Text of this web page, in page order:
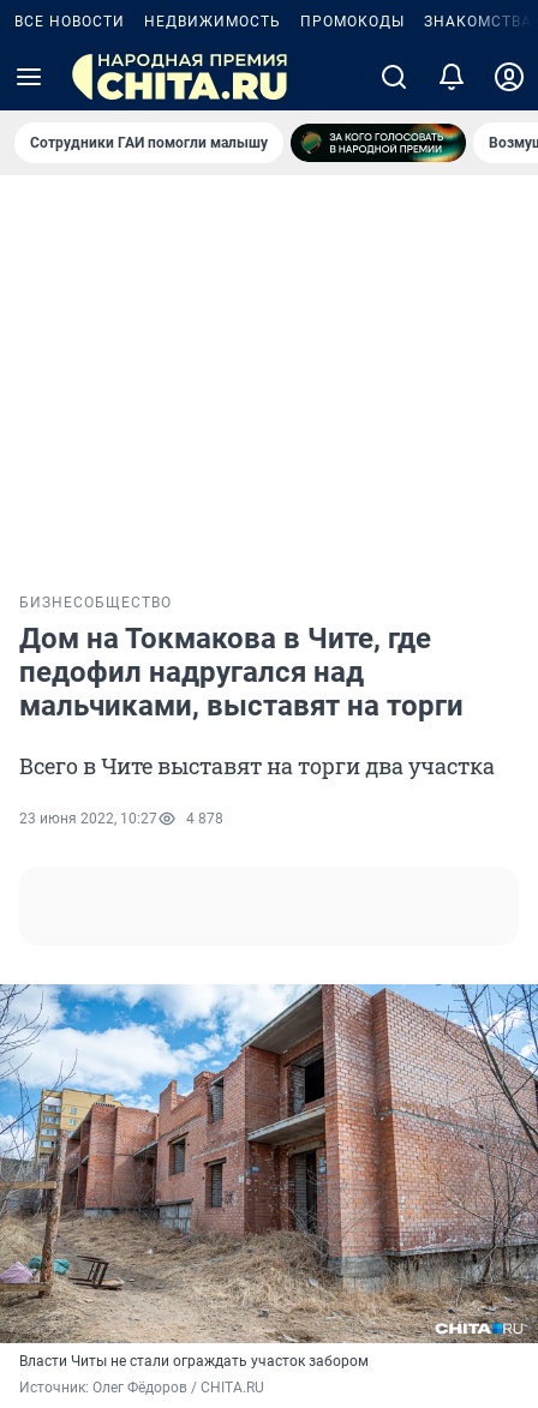
ВСЕ НОВОСТИ НЕДВИЖИМОСТЬ ПРОМОКОДЫ ЗНАКОМСТВА
Сотрудники ГАИ помогли малышу
БИЗНЕСОБЩЕСТВО
Дом на Токмакова в Чите, где
педофил надругался над
мальчиками, выставят на торги
Всего в Чите выставят на торги два участка
23 июня 2022, 10:27 4 878
Власти Читы не стали ограждать участок забором
Источник: Олег Фёдоров / CHITA.RU